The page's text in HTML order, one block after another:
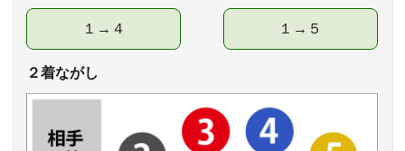
１→４ １→５
２着ながし